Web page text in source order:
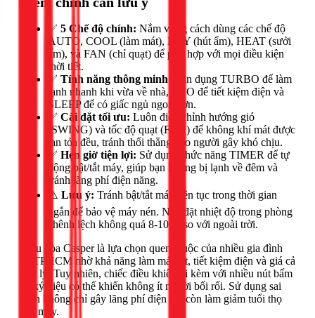
✅ 5 Chế độ chính: Nắm vững cách dùng các chế độ
AUTO, COOL (làm mát), DRY (hút ẩm), HEAT (sưởi
ấm), và FAN (chỉ quạt) để phù hợp với mọi điều kiện
thời tiết.
✅ Tính năng thông minh:
Tận dụng TURBO để làm
lạnh nhanh khi vừa về nhà, ECO để tiết kiệm điện và
SLEEP để có giấc ngủ ngon hơn.
✅ Cài đặt tối ưu: Luôn điều chỉnh hướng gió
(SWING) và tốc độ quạt (FAN) để không khí mát được
lan tỏa đều, tránh thổi thẳng vào người gây khó chịu.
✅ Hẹn giờ tiện lợi: Sử dụng chức năng TIMER để tự
động bật/tắt máy, giúp bạn không bị lạnh về đêm và
tránh lãng phí điện năng.
⚠️ Lưu ý: Tránh bật/tắt máy liên tục trong thời gian
ngắn để bảo vệ máy nén. Nên đặt nhiệt độ trong phòng
chênh lệch không quá 8-10°C so với ngoài trời.
Điều hòa Casper là lựa chọn quen thuộc của nhiều gia đình
tại TPHCM nhờ khả năng làm mát tốt, tiết kiệm điện và giá cả
hợp lý. Tuy nhiên, chiếc điều khiển đi kèm với nhiều nút bấm
và ký hiệu có thể khiến không ít người bối rối. Sử dụng sai
cách không chỉ gây lãng phí điện mà còn làm giảm tuổi thọ
của máy.